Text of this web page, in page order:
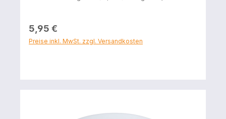
Geschmack, der in der Pfalz seit Generationen
geschätzt wird. Ob in Scheiben angebraten, kalt
aufgeschnitten oder als Bestandteil einer
Schweinefleisch und Rindfleisch, Speck,
5,95 €
Preise inkl. MwSt. zzgl. Versandkosten